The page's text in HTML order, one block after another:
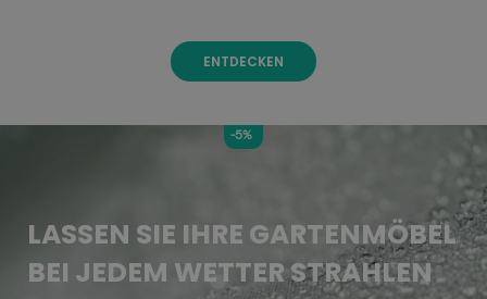
ENTDECKEN
-5%
LASSEN SIE IHRE GARTENMÖBEL
BEI JEDEM WETTER STRAHLEN